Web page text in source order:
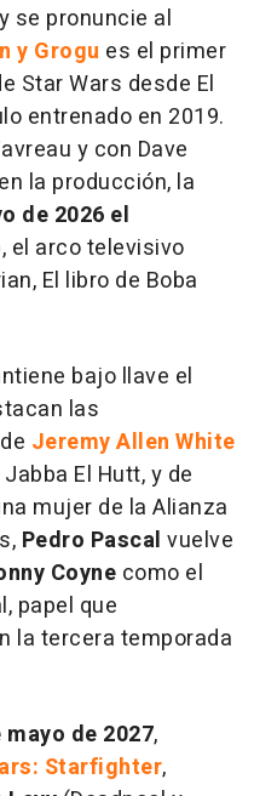
se pronuncie al
y Grogu es el primer
Star Wars desde El
entrenado en 2019.
y con Dave
la producción, la
de 2026 el
, el arco televisivo
El libro de Boba
bajo llave el
las
Jeremy Allen White
El Hutt, y de
mujer de la Alianza
Pedro Pascal vuelve
Coyne como el
papel que
la tercera temporada
mayo de 2027,
Starfighter,